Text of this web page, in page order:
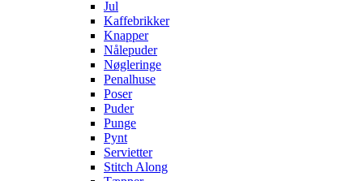
Jul
Kaffebrikker
Knapper
Nålepuder
Nøgleringe
Penalhuse
Poser
Puder
Punge
Pynt
Servietter
Stitch Along